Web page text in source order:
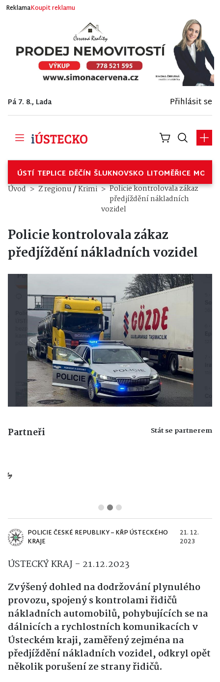
ReklamaKoupit reklamu
Pá 7. 8., Lada Přihlásit se
ÚSTÍ TEPLICE DĚČÍN ŠLUKNOVSKO LITOMĚŘICE
Úvod Z regionu/Krimi
Policie kontrolovala zákaz
předjíždění nákladních
vozidel
Policie kontrolovala zákaz
předjíždění nákladních vozidel
Partneři Stát se partnerem
POLICIE ČESKÉ REPUBLIKY – KŘP ÚSTECKÉHO
KRAJE
21. 12.
2023
ÚSTECKÝ KRAJ - 21.12.2023
Zvýšený dohled na dodržování plynulého
provozu, spojený s kontrolami řidičů
nákladních automobilů, pohybujících se na
dálnicích a rychlostních komunikacích v
Ústeckém kraji, zaměřený zejména na
předjíždění nákladních vozidel, odkryl opět
několik porušení ze strany řidičů.